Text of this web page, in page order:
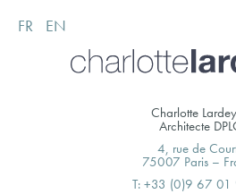
Skip
to
FR EN
Charlotte
Architecte
4, rue de
75007 Paris –
T: +33 (0)9 67 01